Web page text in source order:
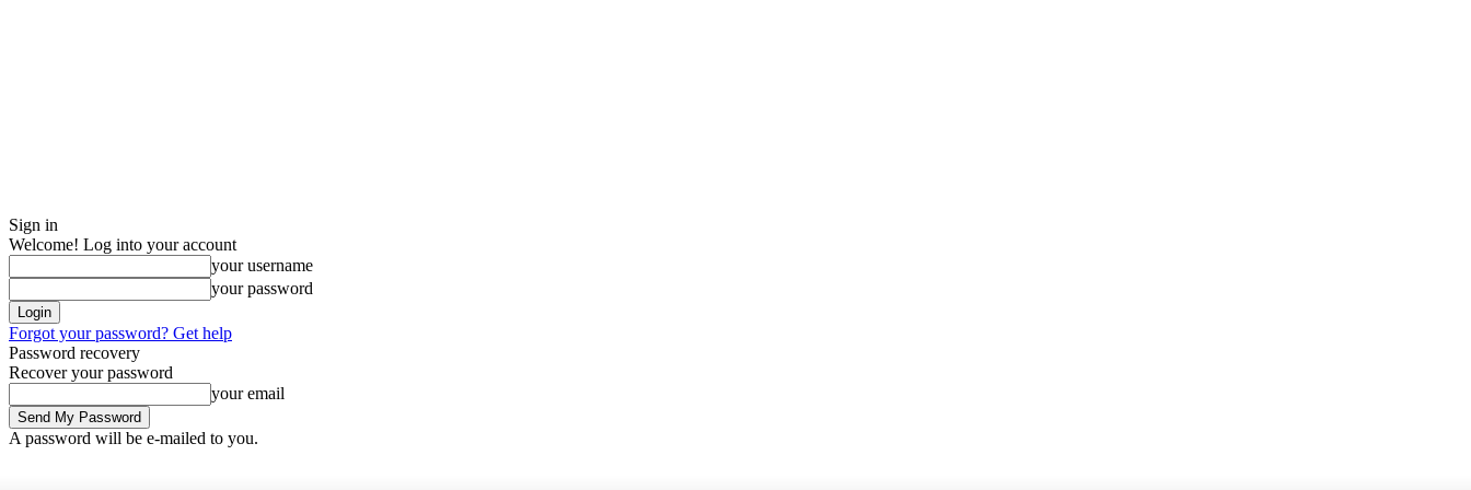
Sign in
Welcome! Log into your account
your username
your password
Forgot your password? Get help
Password recovery
Recover your password
your email
A password will be e-mailed to you.